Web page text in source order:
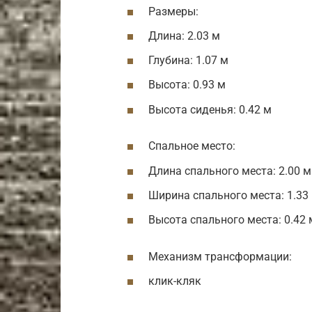
Размеры:
Длина: 2.03 м
Глубина: 1.07 м
Высота: 0.93 м
Высота сиденья: 0.42 м
Спальное место:
Длина спального места: 2.00 м
Ширина спального места:
Высота спального места: 0.42
Механизм трансформации:
клик-кляк